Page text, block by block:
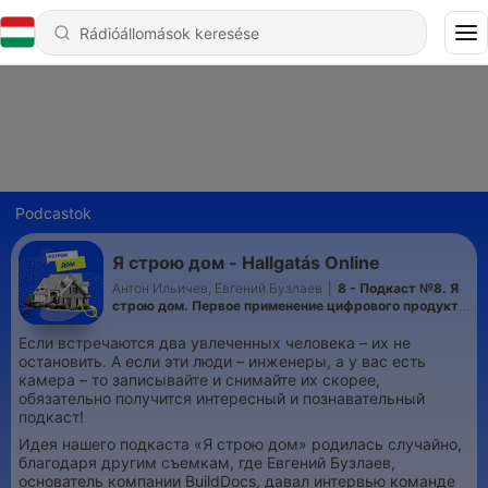
Podcastok
Я строю дом - Hallgatás Online
Антон Ильичев, Евгений Бузлаев
8 - Подкаст №8. Я
строю дом. Первое применение цифрового продукта
Если встречаются два увлеченных человека – их не
остановить. А если эти люди – инженеры, а у вас есть
камера – то записывайте и снимайте их скорее,
обязательно получится интересный и познавательный
подкаст!
Идея нашего подкаста «Я строю дом» родилась случайно,
благодаря другим съемкам, где Евгений Бузлаев,
основатель компании BuildDocs, давал интервью команде